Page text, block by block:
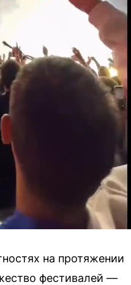
на протяжении
фестивалей —